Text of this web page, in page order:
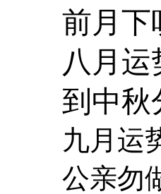
前月下
八月
到中秋
九月运
公亲勿